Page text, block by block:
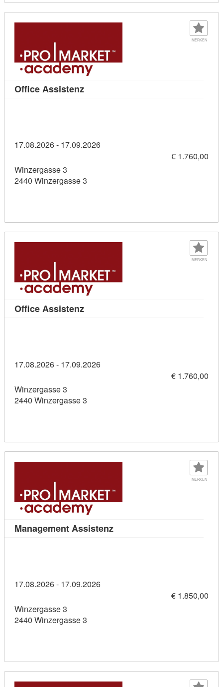
MERKEN
Office AssistenzKursdetail: Office Assistenz
17.08.2026 - 17.09.2026
€ 1.760,00
Winzergasse 3
2440 Winzergasse 3
MERKEN
Office AssistenzKursdetail: Office Assistenz
17.08.2026 - 17.09.2026
€ 1.760,00
Winzergasse 3
2440 Winzergasse 3
MERKEN
Management AssistenzKursdetail: Management
17.08.2026 - 17.09.2026
€ 1.850,00
Winzergasse 3
2440 Winzergasse 3